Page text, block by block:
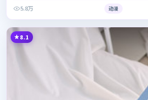
5.8万
动漫
8.1